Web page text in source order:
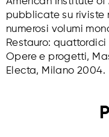
pubblicate su riviste
numerosi volumi
Restauro: quattordici
Opere e progetti,
Electa, Milano 2004.